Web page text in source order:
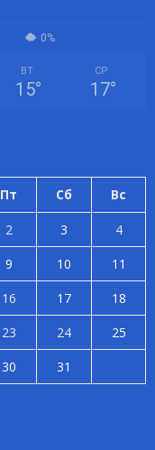
0%
ВТ
15°
СР
17°
Пт Сб Вс
2 3
4
9 10
11
16 17
18
23 24
25
30
31